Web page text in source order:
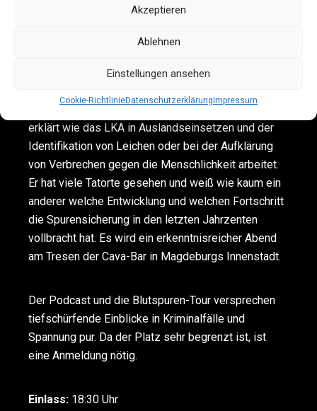
Akzeptieren
Ablehnen
Einstellungen ansehen
Cookie-RichtlinieDatenschutzerklärungImpressum
und ist damit für die Spurensicherung in Sachsen-
Bei der nächsten Live-Aufzeichnung des Blutspuren-
in die Arbeit der Spurensicherung und Forensik,
erklärt wie das LKA in Auslandseinsetzen und der
Identifikation von Leichen oder bei der Aufklärung
von Verbrechen gegen die Menschlichkeit arbeitet.
Er hat viele Tatorte gesehen und weiß wie kaum ein
anderer welche Entwicklung und welchen Fortschritt
die Spurensicherung in den letzten Jahrzenten
vollbracht hat. Es wird ein erkenntnisreicher Abend
am Tresen der Cava-Bar in Magdeburgs Innenstadt.
Der Podcast und die Blutspuren-Tour versprechen
tiefschürfende Einblicke in Kriminalfälle und
Spannung pur. Da der Platz sehr begrenzt ist, ist
eine Anmeldung nötig.
Einlass: 18:30 Uhr